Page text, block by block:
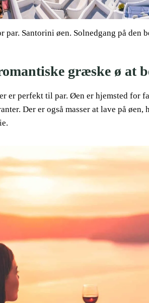
par. Santorini øen. Solnedgang på den
græske ø at
er perfekt til par. Øen er hjemsted for
Der er også masser at lave på